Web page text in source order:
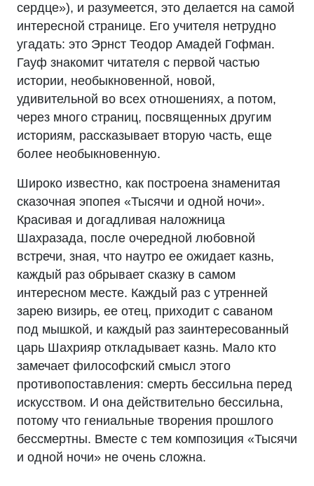
сердце»), и разумеется, это делается на самой
интересной странице. Его учителя нетрудно
угадать: это Эрнст Теодор Амадей Гофман.
Гауф знакомит читателя с первой частью
истории, необыкновенной, новой,
удивительной во всех отношениях, а потом,
через много страниц, посвященных другим
историям, рассказывает вторую часть, еще
более необыкновенную.
Широко известно, как построена знаменитая
сказочная эпопея «Тысячи и одной ночи».
Красивая и догадливая наложница
Шахразада, после очередной любовной
встречи, зная, что наутро ее ожидает казнь,
каждый раз обрывает сказку в самом
интересном месте. Каждый раз с утренней
зарею визирь, ее отец, приходит с саваном
под мышкой, и каждый раз заинтересованный
царь Шахрияр откладывает казнь. Мало кто
замечает философский смысл этого
противопоставления: смерть бессильна перед
искусством. И она действительно бессильна,
потому что гениальные творения прошлого
бессмертны. Вместе с тем композиция «Тысячи
и одной ночи» не очень сложна.